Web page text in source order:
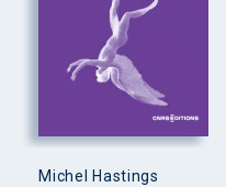
Michel Hastings